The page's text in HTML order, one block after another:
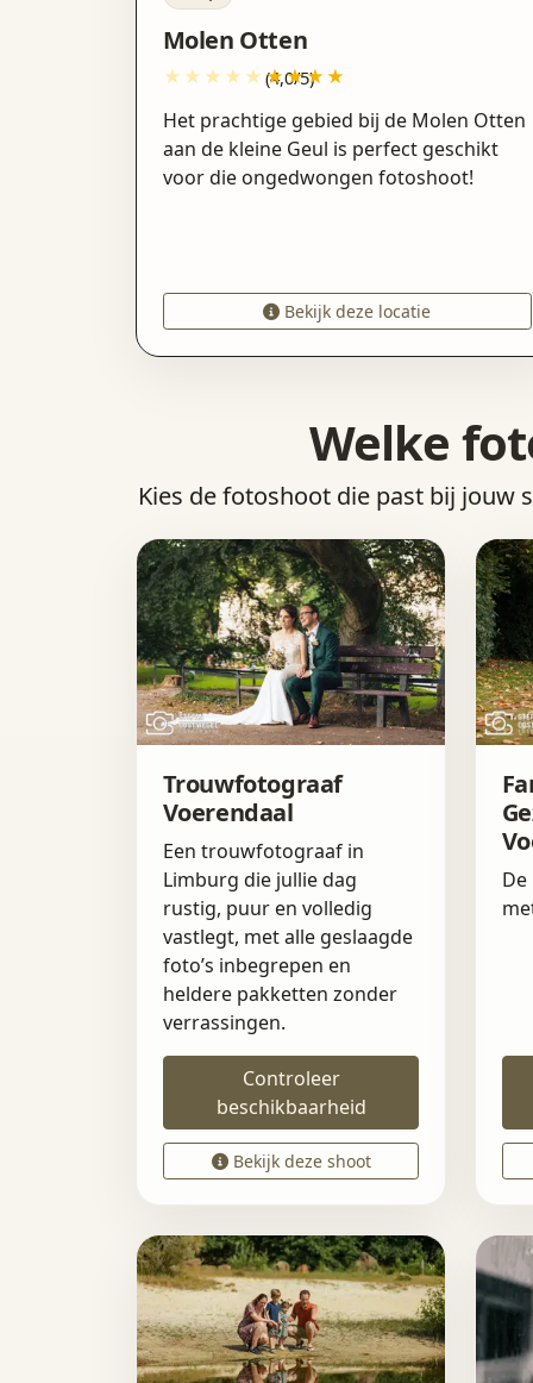
Molen Otten
(4,0/5)
Het prachtige gebied bij de Molen Otten
aan de kleine Geul is perfect geschikt
voor die ongedwongen fotoshoot!
Bekijk deze locatie
Welke
Kies de fotoshoot die past bij jouw
Trouwfotograaf
Voerendaal
Een trouwfotograaf in
Limburg die jullie dag
rustig, puur en volledig
vastlegt, met alle geslaagde
foto’s inbegrepen en
heldere pakketten zonder
verrassingen.
Controleer
beschikbaarheid
Bekijk deze shoot